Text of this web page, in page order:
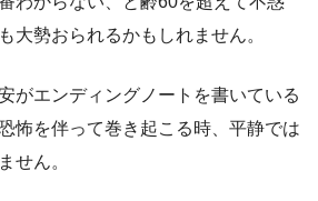
大勢おられるかもしれません。
がエンディングノートを書いている
怖を伴って巻き起こる時、平静では
せん。